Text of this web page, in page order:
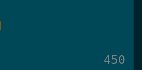
450